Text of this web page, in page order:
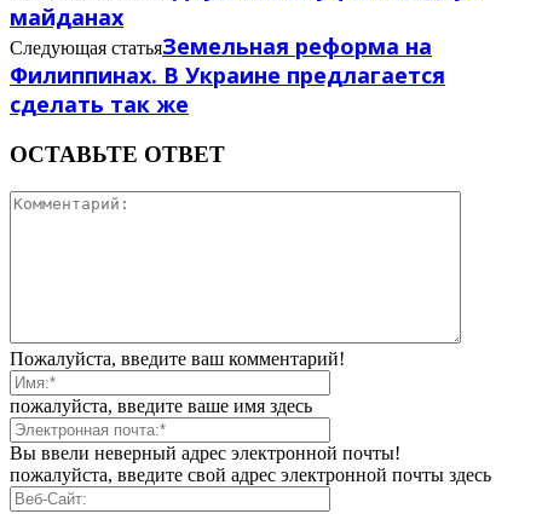
майданах
Следующая статьяЗемельная реформа на
Филиппинах. В Украине предлагается
сделать так же
ОСТАВЬТЕ ОТВЕТ
Пожалуйста, введите ваш комментарий!
пожалуйста, введите ваше имя здесь
Вы ввели неверный адрес электронной почты!
пожалуйста, введите свой адрес электронной почты здесь